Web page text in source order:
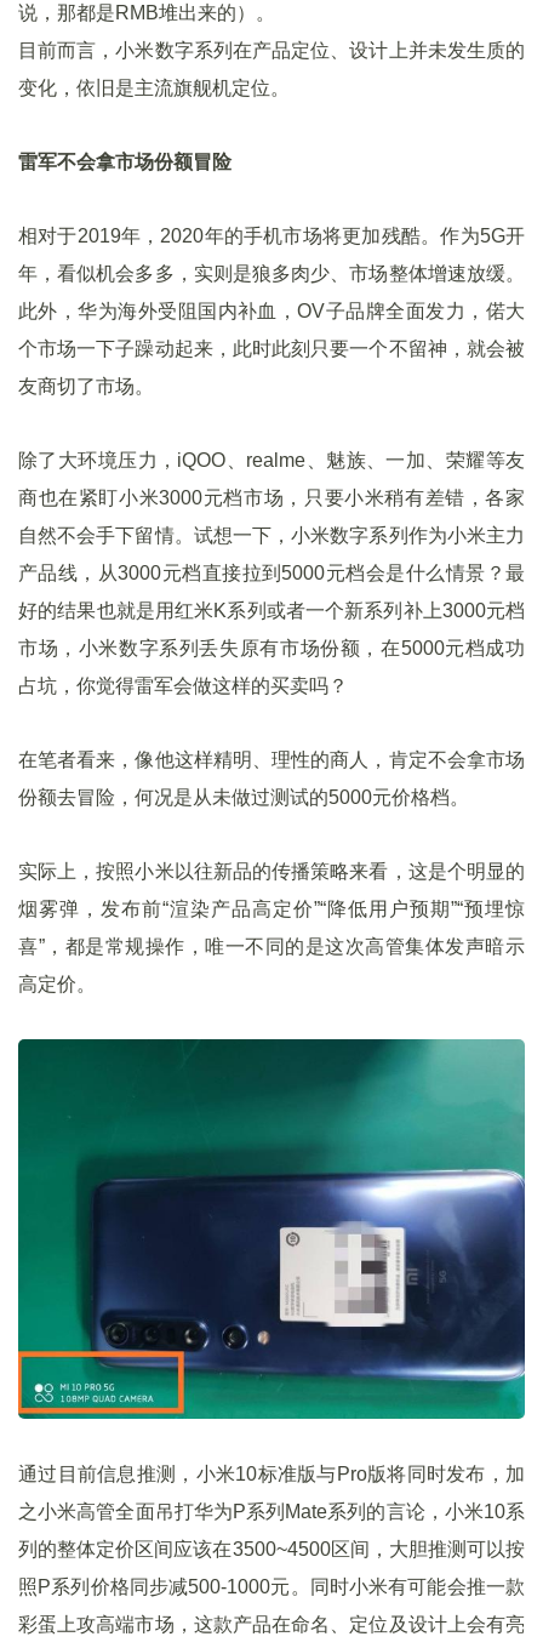
说，那都是RMB堆出来的）。
目前而言，小米数字系列在产品定位、设计上并未发生质的
变化，依旧是主流旗舰机定位。
雷军不会拿市场份额冒险
相对于2019年，2020年的手机市场将更加残酷。作为5G开
年，看似机会多多，实则是狼多肉少、市场整体增速放缓。
此外，华为海外受阻国内补血，OV子品牌全面发力，偌大
个市场一下子躁动起来，此时此刻只要一个不留神，就会被
友商切了市场。
除了大环境压力，iQOO、realme、魅族、一加、荣耀等友
商也在紧盯小米3000元档市场，只要小米稍有差错，各家
自然不会手下留情。试想一下，小米数字系列作为小米主力
产品线，从3000元档直接拉到5000元档会是什么情景？最
好的结果也就是用红米K系列或者一个新系列补上3000元档
市场，小米数字系列丢失原有市场份额，在5000元档成功
占坑，你觉得雷军会做这样的买卖吗？
在笔者看来，像他这样精明、理性的商人，肯定不会拿市场
份额去冒险，何况是从未做过测试的5000元价格档。
实际上，按照小米以往新品的传播策略来看，这是个明显的
烟雾弹，发布前“渲染产品高定价”“降低用户预期”“预埋惊
喜”，都是常规操作，唯一不同的是这次高管集体发声暗示
高定价。
通过目前信息推测，小米10标准版与Pro版将同时发布，加
之小米高管全面吊打华为P系列Mate系列的言论，小米10系
列的整体定价区间应该在3500~4500区间，大胆推测可以按
照P系列价格同步减500-1000元。同时小米有可能会推一款
彩蛋上攻高端市场，这款产品在命名、定位及设计上会有亮